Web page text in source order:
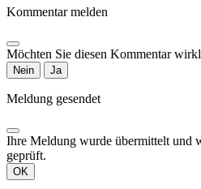
Kommentar melden
Möchten Sie diesen Kommentar
Nein Ja
Meldung gesendet
Ihre Meldung wurde übermittelt und
geprüft.
OK